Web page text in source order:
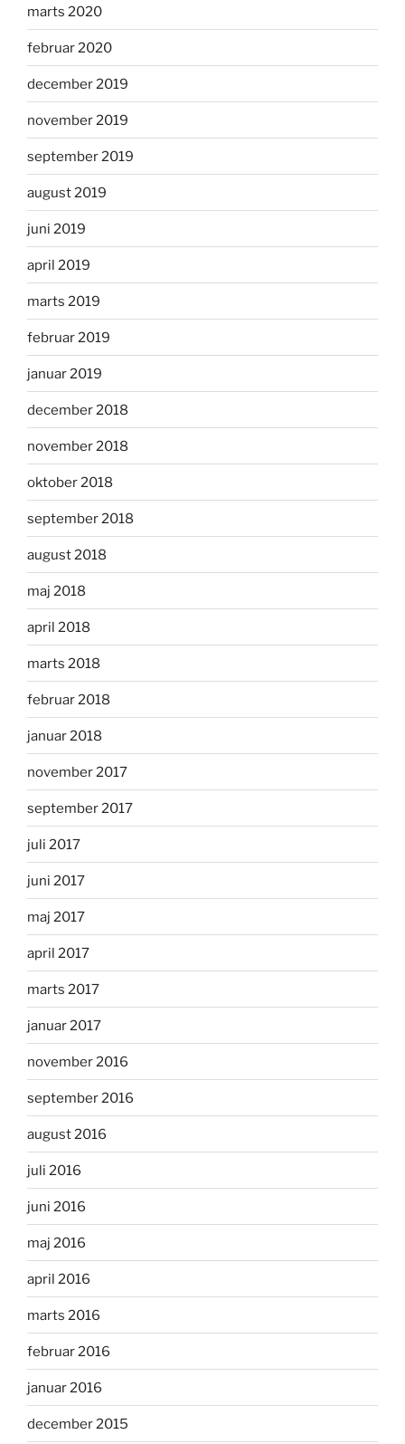
marts 2020
februar 2020
december 2019
november 2019
september 2019
august 2019
juni 2019
april 2019
marts 2019
februar 2019
januar 2019
december 2018
november 2018
oktober 2018
september 2018
august 2018
maj 2018
april 2018
marts 2018
februar 2018
januar 2018
november 2017
september 2017
juli 2017
juni 2017
maj 2017
april 2017
marts 2017
januar 2017
november 2016
september 2016
august 2016
juli 2016
juni 2016
maj 2016
april 2016
marts 2016
februar 2016
januar 2016
december 2015